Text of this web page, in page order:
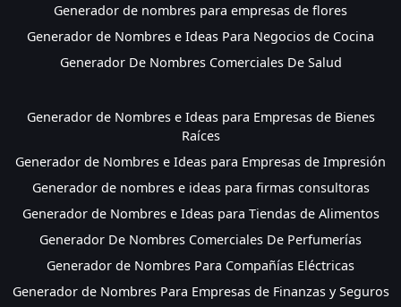
Generador de nombres para empresas de flores
Generador de Nombres e Ideas Para Negocios de Cocina
Generador De Nombres Comerciales De Salud
Generador de Nombres e Ideas para Empresas de Bienes
Raíces
Generador de Nombres e Ideas para Empresas de Impresión
Generador de nombres e ideas para firmas consultoras
Generador de Nombres e Ideas para Tiendas de Alimentos
Generador De Nombres Comerciales De Perfumerías
Generador de Nombres Para Compañías Eléctricas
Generador de Nombres Para Empresas de Finanzas y Seguros